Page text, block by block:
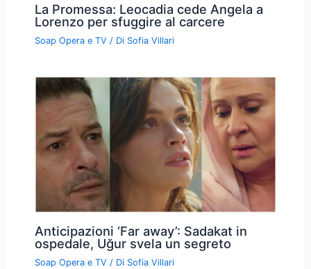
La Promessa: Leocadia cede Angela a
Lorenzo per sfuggire al carcere
Soap Opera e TV / Di Sofia Villari
Anticipazioni ‘Far away’: Sadakat in
ospedale, Uğur svela un segreto
Soap Opera e TV / Di Sofia Villari